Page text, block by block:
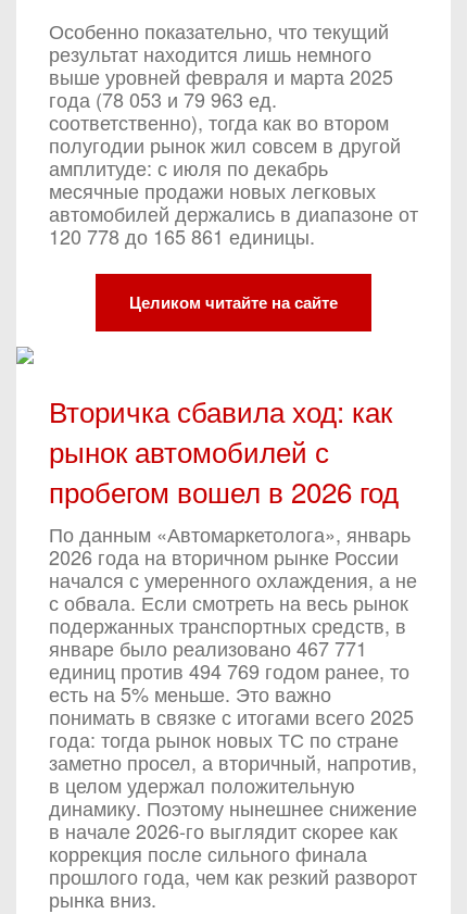
Особенно показательно, что текущий
результат находится лишь немного
выше уровней февраля и марта 2025
года (78 053 и 79 963 ед.
соответственно), тогда как во втором
полугодии рынок жил совсем в другой
амплитуде: с июля по декабрь
месячные продажи новых легковых
автомобилей держались в диапазоне от
120 778 до 165 861 единицы.
Целиком читайте на сайте
Вторичка сбавила ход: как
рынок автомобилей с
пробегом вошел в 2026 год
По данным «Автомаркетолога», январь
2026 года на вторичном рынке России
начался с умеренного охлаждения, а не
с обвала. Если смотреть на весь рынок
подержанных транспортных средств, в
январе было реализовано 467 771
единиц против 494 769 годом ранее, то
есть на 5% меньше. Это важно
понимать в связке с итогами всего 2025
года: тогда рынок новых ТС по стране
заметно просел, а вторичный, напротив,
в целом удержал положительную
динамику. Поэтому нынешнее снижение
в начале 2026-го выглядит скорее как
коррекция после сильного финала
прошлого года, чем как резкий разворот
рынка вниз.